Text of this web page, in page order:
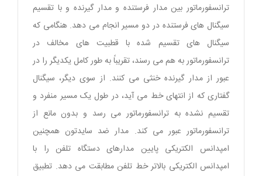
ترانسفورماتور بین مدار فرستنده و مدار گیرنده و با تقسیم
سیگنال های فرستنده در دو مسیر انجام می دهد. هنگامی که
سیگنال های تقسیم شده با قطبیت های مخالف در
ترانسفورماتور به هم می رسند، تقریباً به طور کامل یکدیگر را در
عبور از مدار گیرنده خنثی می کنند. از سوی دیگر، سیگنال
گفتاری که از انتهای خط می آید، در طول یک مسیر منفرد و
تقسیم نشده به ترانسفورماتور می رسد و بدون مانع از
ترانسفورماتور عبور می کند. مدار ضد سایدتون همچنین
امپدانس الکتریکی پایین مدارهای دستگاه تلفن را با
امپدانس الکتریکی بالاتر خط تلفن مطابقت می دهد. تطبیق